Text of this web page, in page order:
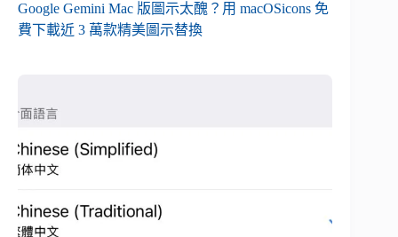
Google Gemini Mac 版圖示太醜？用 macOSicons 免
費下載近 3 萬款精美圖示替換